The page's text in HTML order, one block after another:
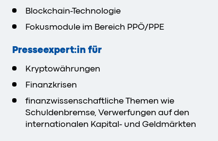
Blockchain-Technologie
Fokusmodule im Bereich PPÖ/PPE
Presseexpert:in für
Kryptowährungen
Finanzkrisen
finanzwissenschaftliche Themen wie
Schuldenbremse, Verwerfungen auf den
internationalen Kapital- und Geldmärkten